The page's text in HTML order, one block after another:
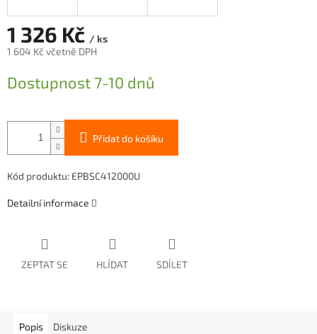
1 326 Kč / ks
1 604 Kč včetně DPH
cena:
Dostupnost 7-10 dnů
Přidat do košíku
Kód produktu: EPBSC412000U
Detailní informace
ZEPTAT SE HLÍDAT SDÍLET
Popis Diskuze